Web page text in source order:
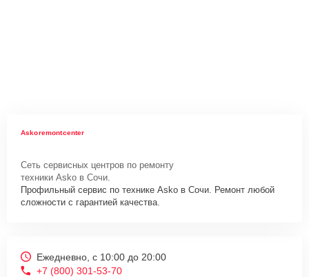
Askoremontcenter
Сеть сервисных центров по ремонту
техники Asko в Сочи.
Профильный сервис по технике Asko в Сочи. Ремонт любой
сложности с гарантией качества.
Ежедневно, с 10:00 до 20:00
+7 (800) 301-53-70